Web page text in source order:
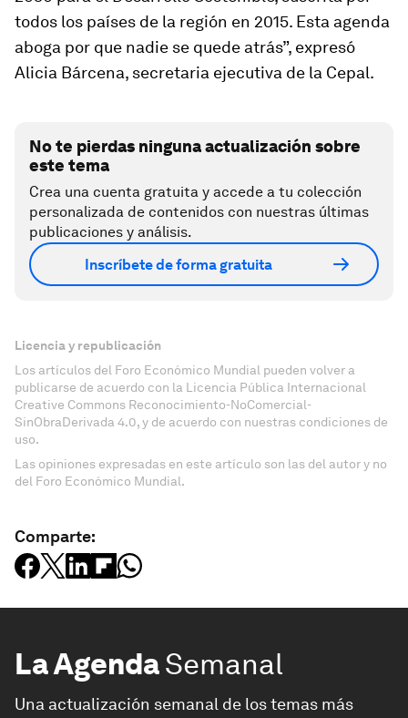
todos los países de la región en 2015. Esta agenda
aboga por que nadie se quede atrás”, expresó
Alicia Bárcena, secretaria ejecutiva de la Cepal.
No te pierdas ninguna actualización sobre
este tema
Crea una cuenta gratuita y accede a tu colección
personalizada de contenidos con nuestras últimas
publicaciones y análisis.
Inscríbete de forma gratuita
Licencia y republicación
Los artículos del Foro Económico Mundial pueden volver a
publicarse de acuerdo con la Licencia Pública Internacional
Creative Commons Reconocimiento-NoComercial-
SinObraDerivada 4.0, y de acuerdo con nuestras condiciones de
uso.
Las opiniones expresadas en este artículo son las del autor y no
del Foro Económico Mundial.
Comparte:
La AgendaSemanal
Una actualización semanal de los temas más